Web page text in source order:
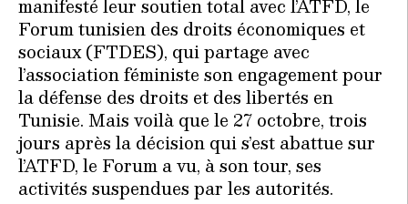
manifesté leur soutien total avec l’ATFD, le
Forum tunisien des droits économiques et
sociaux (FTDES), qui partage avec
l’association féministe son engagement pour
la défense des droits et des libertés en
Tunisie. Mais voilà que le 27 octobre, trois
jours après la décision qui s’est abattue sur
l’ATFD, le Forum a vu, à son tour, ses
activités suspendues par les autorités.